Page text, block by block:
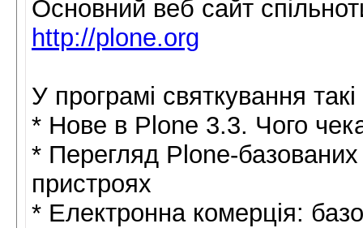
Основний веб сайт
http://plone.org
У програмі святкування такі
* Нове в Plone 3.3. Чого
* Перегляд Plone-
пристроях
* Електронна комерція: